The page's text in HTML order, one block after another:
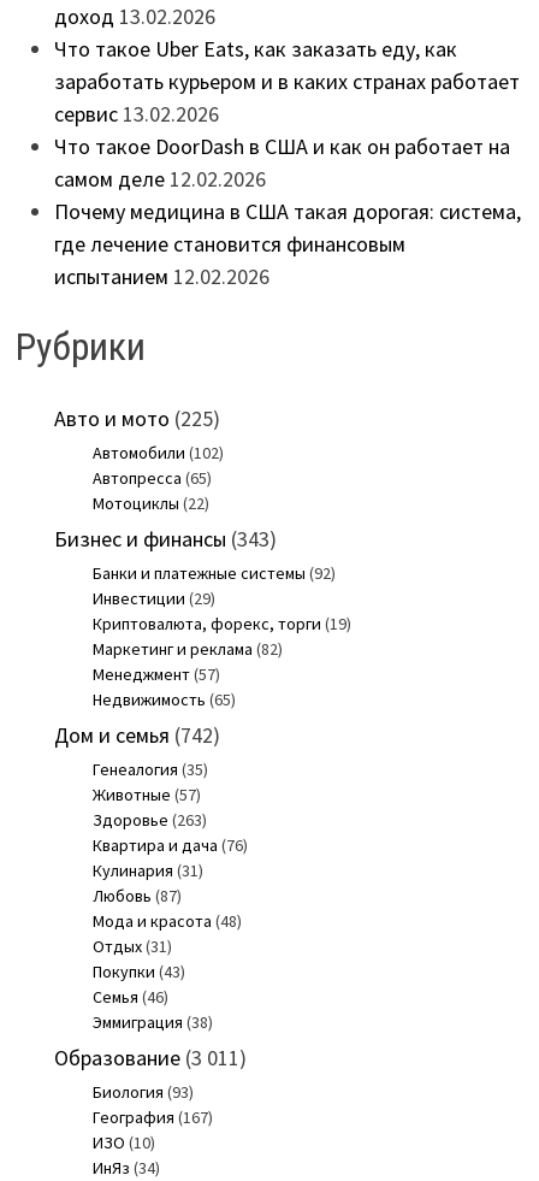
доход 13.02.2026
Что такое Uber Eats, как заказать еду, как
заработать курьером и в каких странах работает
сервис 13.02.2026
Что такое DoorDash в США и как он работает на
самом деле 12.02.2026
Почему медицина в США такая дорогая: система,
где лечение становится финансовым
испытанием 12.02.2026
Рубрики
Авто и мото (225)
Автомобили (102)
Автопресса (65)
Мотоциклы (22)
Бизнес и финансы (343)
Банки и платежные системы (92)
Инвестиции (29)
Криптовалюта, форекс, торги (19)
Маркетинг и реклама (82)
Менеджмент(57)
Недвижимость (65)
Дом и семья (742)
Генеалогия (35)
Животные (57)
Здоровье (263)
Квартира и дача (76)
Кулинария (31)
Любовь (87)
Мода и красота (48)
Отдых(31)
Покупки (43)
Семья (46)
Эммиграция (38)
Образование(3 011)
Биология (93)
География (167)
ИЗО (10)
ИнЯз (34)